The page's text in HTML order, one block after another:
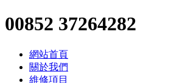
00852 37264282
網站首頁
關於我們
維修項目